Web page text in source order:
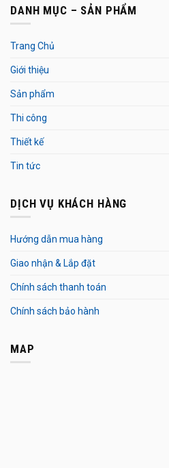
DANH MỤC – SẢN PHẨM
Trang Chủ
Giới thiệu
Sản phẩm
Thi công
Thiết kế
Tin tức
DỊCH VỤ KHÁCH HÀNG
Hướng dẫn mua hàng
Giao nhận & Lắp đặt
Chính sách thanh toán
Chính sách bảo hành
MAP